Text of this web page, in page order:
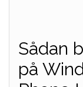
Sådan
på